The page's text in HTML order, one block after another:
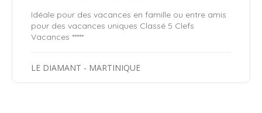
Idéale pour des vacances en famille ou entre amis
pour des vacances uniques Classé 5 Clefs
Vacances *****
LE DIAMANT - MARTINIQUE